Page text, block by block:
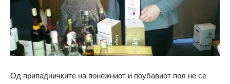
Од припадничките на понежниот и поубавиот пол не се